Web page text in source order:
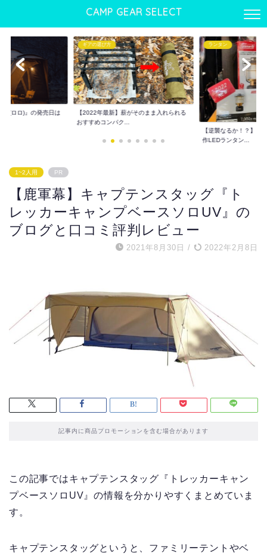
CAMP GEAR SELECT
そのまま入れられる
ランタン
作LEDランタン...
ギアの選び方
ワンタッチテントおす
でも使える優れもの...
1~2人用 PR
【鹿軍幕】キャプテンスタッグ『ト
レッカーキャンプベースソロUV』の
ブログと口コミ評判レビュー
2021年8月30日 / 2022年2月8日
記事内に商品プロモーションを含む場合があります
この記事ではキャプテンスタッグ『トレッカーキャン
プベースソロUV』の情報を分かりやすくまとめていま
す。
キャプテンスタッグというと、ファミリーテントやベ